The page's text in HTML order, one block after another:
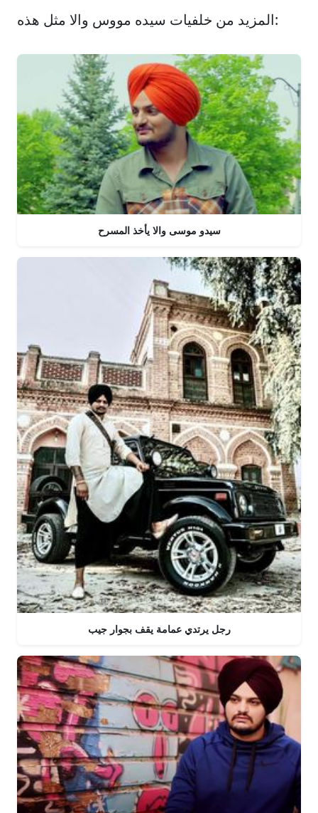
المزيد من خلفيات سيده مووس والا مثل هذه:
سيدو موسى والا يأخذ المسرح
رجل يرتدي عمامة يقف بجوار جيب